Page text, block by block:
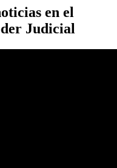
en el
Judicial